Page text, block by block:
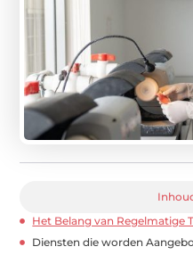
Het Belang van Regelmatige
Diensten die worden